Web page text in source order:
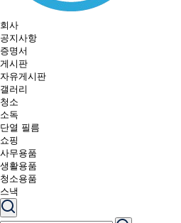
회사
공지사항
증명서
게시판
자유게시판
갤러리
청소
소독
단열 필름
쇼핑
사무용품
생활용품
청소용품
스낵